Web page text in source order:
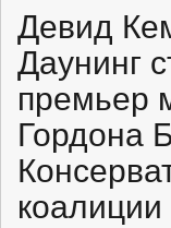
Девид
Даунинг
премьер
Гордона